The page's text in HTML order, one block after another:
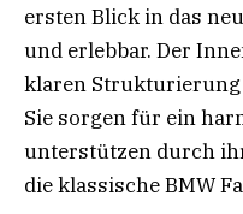
ersten Blick in das
und erlebbar. Der
klaren
Sie sorgen für ein
unterstützen durch
die klassische BMW